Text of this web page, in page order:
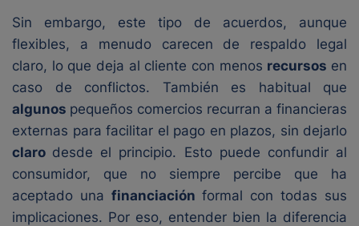
Sin embargo, este tipo de acuerdos, aunque
flexibles, a menudo carecen de respaldo legal
claro, lo que deja al cliente con menos recursos en
caso de conflictos. También es habitual que
algunos pequeños comercios recurran a financieras
externas para facilitar el pago en plazos, sin dejarlo
claro desde el principio. Esto puede confundir al
consumidor, que no siempre percibe que ha
aceptado una financiación formal con todas sus
implicaciones. Por eso, entender bien la diferencia